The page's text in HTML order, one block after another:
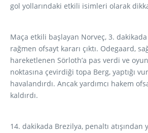
gol yollarındaki etkili isimleri olarak
Maça etkili başlayan Norveç, 3.
rağmen ofsayt kararı çıktı. Odegaard,
hareketlenen Sörloth’a pas verdi ve
noktasına çevirdiği topa Berg, yaptığı
havalandırdı. Ancak yardımcı hakem
kaldırdı.
14. dakikada Brezilya, penaltı atışından